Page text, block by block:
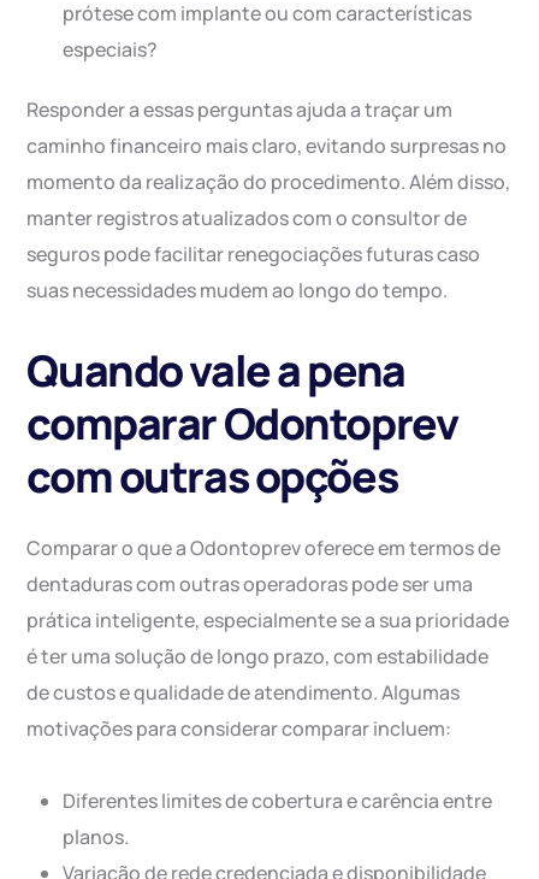
prótese com implante ou com características
especiais?
Responder a essas perguntas ajuda a traçar um
caminho financeiro mais claro, evitando surpresas no
momento da realização do procedimento. Além disso,
manter registros atualizados com o consultor de
seguros pode facilitar renegociações futuras caso
suas necessidades mudem ao longo do tempo.
Quando vale a pena
comparar Odontoprev
com outras opções
Comparar o que a Odontoprev oferece em termos de
dentaduras com outras operadoras pode ser uma
prática inteligente, especialmente se a sua prioridade
é ter uma solução de longo prazo, com estabilidade
de custos e qualidade de atendimento. Algumas
motivações para considerar comparar incluem:
Diferentes limites de cobertura e carência entre
planos.
Variação de rede credenciada e disponibilidade